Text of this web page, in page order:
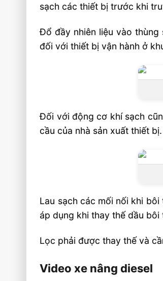
sạch các thiết bị trước khi
Đổ đầy nhiên liệu vào
đối với thiết bị vận hành ở
Đối với động cơ khí sạch
cầu của nhà sản xuất thiết
Lau sạch các mối nối khi
áp dụng khi thay thế dầu
Lọc phải được thay thế và
Video xe nâng diesel